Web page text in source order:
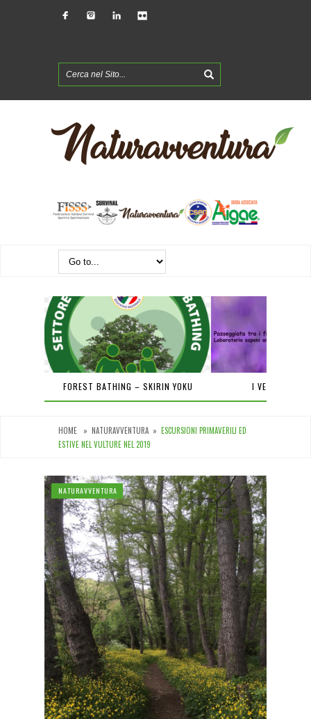
FOREST BATHING – SKIRIN YOKU I VENERDÌ
HOME » NATURAVVENTURA » ESCURSIONI PRIMAVERILI ED
ESTIVE NEL VULTURE NEL 2019
NATURAVVENTURA